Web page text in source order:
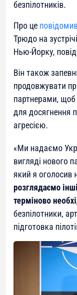
безпілотників.
Про це повідомив
Трюдо на
Нью-Йорку,
Він також
продовжувати
партнерами, щоб
для досягнення
агресією.
«Ми надаємо
вигляді нового
який я оголосив
розглядаємо
терміново
безпілотники,
підготовка